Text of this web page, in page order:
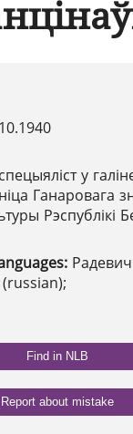
спецыяліст у
Ганаровага
Рэспублікі
Find in NLB
Report about mistake